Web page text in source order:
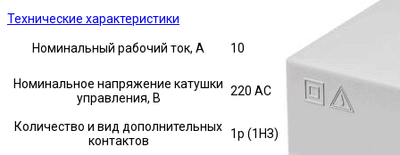
Технические характеристики
Номинальный рабочий ток, А 10
Номинальное напряжение катушки
управления, В
220 AC
Количество и вид дополнительных
контактов
1р (1НЗ)